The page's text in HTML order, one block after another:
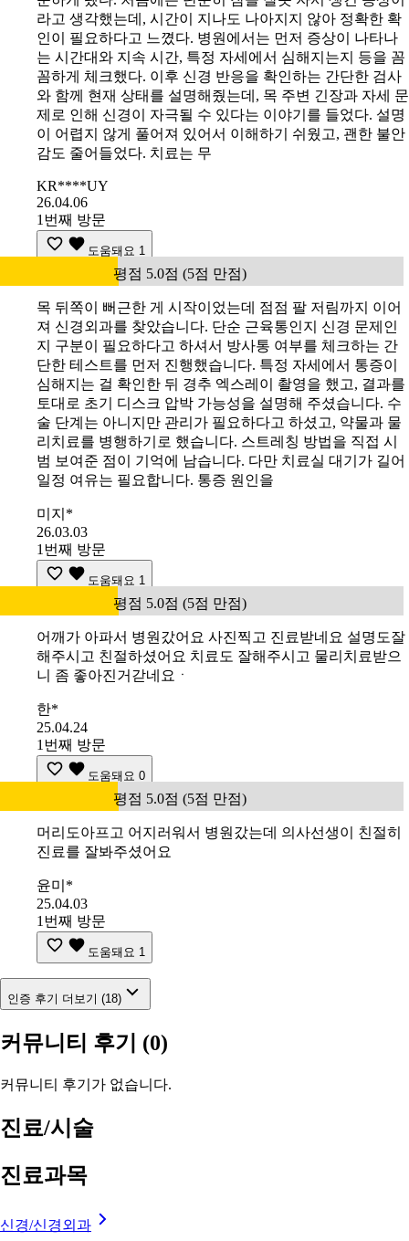
라고 생각했는데, 시간이 지나도 나아지지 않아 정확한 확
인이 필요하다고 느꼈다. 병원에서는 먼저 증상이 나타나
는 시간대와 지속 시간, 특정 자세에서 심해지는지 등을 꼼
꼼하게 체크했다. 이후 신경 반응을 확인하는 간단한 검사
와 함께 현재 상태를 설명해줬는데, 목 주변 긴장과 자세 문
제로 인해 신경이 자극될 수 있다는 이야기를 들었다. 설명
이 어렵지 않게 풀어져 있어서 이해하기 쉬웠고, 괜한 불안
감도 줄어들었다. 치료는 무
KR****UY
26.04.06
1번째 방문
도움돼요 1
평점 5.0점 (5점 만점)
목 뒤쪽이 뻐근한 게 시작이었는데 점점 팔 저림까지 이어
져 신경외과를 찾았습니다. 단순 근육통인지 신경 문제인
지 구분이 필요하다고 하셔서 방사통 여부를 체크하는 간
단한 테스트를 먼저 진행했습니다. 특정 자세에서 통증이
심해지는 걸 확인한 뒤 경추 엑스레이 촬영을 했고, 결과를
토대로 초기 디스크 압박 가능성을 설명해 주셨습니다. 수
술 단계는 아니지만 관리가 필요하다고 하셨고, 약물과 물
리치료를 병행하기로 했습니다. 스트레칭 방법을 직접 시
범 보여준 점이 기억에 남습니다. 다만 치료실 대기가 길어
일정 여유는 필요합니다. 통증 원인을
미지*
26.03.03
1번째 방문
도움돼요 1
평점 5.0점 (5점 만점)
어깨가 아파서 병원갔어요 사진찍고 진료받네요 설명도잘
해주시고 친절하셨어요 치료도 잘해주시고 물리치료받으
니 좀 좋아진거갇네요ㆍ
한*
25.04.24
1번째 방문
도움돼요 0
평점 5.0점 (5점 만점)
머리도아프고 어지러워서 병원갔는데 의사선생이 친절히
진료를 잘봐주셨어요
윤미*
25.04.03
1번째 방문
도움돼요 1
인증 후기 더보기 (18)
커뮤니티 후기 (0)
커뮤니티 후기가 없습니다.
진료/시술
진료과목
신경/신경외과